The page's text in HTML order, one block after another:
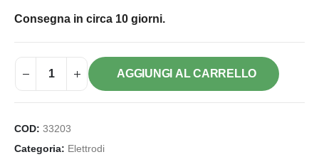
Consegna in circa 10 giorni.
AGGIUNGI AL CARRELLO
COD: 33203
Categoria: Elettrodi